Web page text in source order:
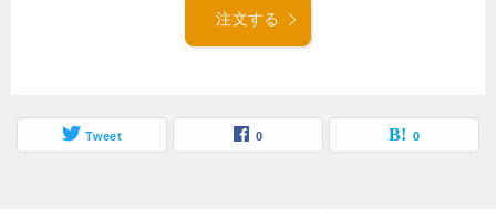
注文する
Tweet 0 0